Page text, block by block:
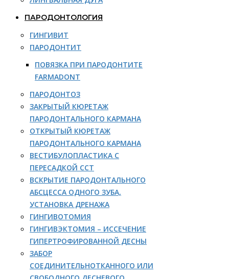
ПАРОДОНТОЛОГИЯ
ГИНГИВИТ
ПАРОДОНТИТ
ПОВЯЗКА ПРИ ПАРОДОНТИТЕ
FARMADONT
ПАРОДОНТОЗ
ЗАКРЫТЫЙ КЮРЕТАЖ
ПАРОДОНТАЛЬНОГО КАРМАНА
ОТКРЫТЫЙ КЮРЕТАЖ
ПАРОДОНТАЛЬНОГО КАРМАНА
ВЕСТИБУЛОПЛАСТИКА С
ПЕРЕСАДКОЙ ССТ
ВСКРЫТИЕ ПАРОДОНТАЛЬНОГО
АБСЦЕССА ОДНОГО ЗУБА,
УСТАНОВКА ДРЕНАЖА
ГИНГИВОТОМИЯ
ГИНГИВЭКТОМИЯ – ИССЕЧЕНИЕ
ГИПЕРТРОФИРОВАННОЙ ДЕСНЫ
ЗАБОР
СОЕДИНИТЕЛЬНОТКАННОГО ИЛИ